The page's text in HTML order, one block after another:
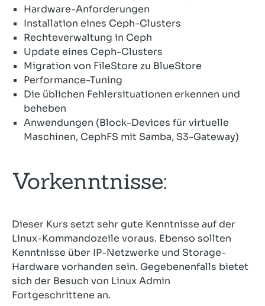
Hardware-Anforderungen
Installation eines Ceph-Clusters
Rechteverwaltung in Ceph
Update eines Ceph-Clusters
Migration von FileStore zu BlueStore
Performance-Tuning
Die üblichen Fehlersituationen erkennen und
beheben
Anwendungen (Block-Devices für virtuelle
Maschinen, CephFS mit Samba, S3-Gateway)
Vorkenntnisse:
Dieser Kurs setzt sehr gute Kenntnisse auf der
Linux-Kommandozeile voraus. Ebenso sollten
Kenntnisse über IP-Netzwerke und Storage-
Hardware vorhanden sein. Gegebenenfalls bietet
sich der Besuch von Linux Admin
Fortgeschrittene an.